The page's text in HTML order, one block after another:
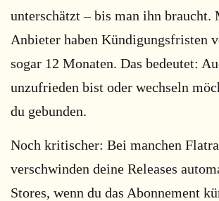
unterschätzt – bis man ihn braucht.
Anbieter haben Kündigungsfristen
sogar 12 Monaten. Das bedeutet:
unzufrieden bist oder wechseln
du gebunden.
Noch kritischer: Bei manchen
verschwinden deine Releases
Stores, wenn du das Abonnement